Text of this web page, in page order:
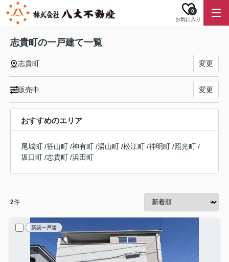
お気に入り
0
志貴町の一戸建て一覧
志貴町 変更
販売中 変更
おすすめのエリア
尾城町 /笹山町 /神有町 /湯山町 /松江町 /神明町 /照光町 /
坂口町 /志貴町 /浜田町
2件
新築一戸建